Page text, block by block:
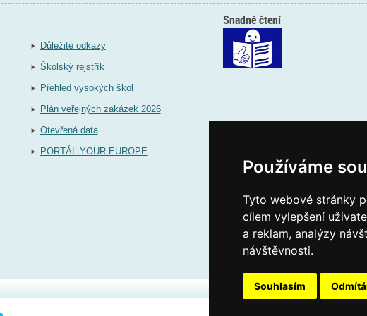
Používáme
Tyto webové stránky
cílem vylepšení
a reklam, analýzy
návštěvnosti.
Souhlasím
Důležité odkazy
Školský rejstřík
Přehled vysokých škol
Plán veřejných zakázek 2026
Otevřená data
PORTÁL YOUR EUROPE
Snadné čtení